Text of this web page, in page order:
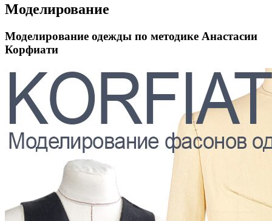
Моделирование
Моделирование одежды по методике Анастасии
Корфиати